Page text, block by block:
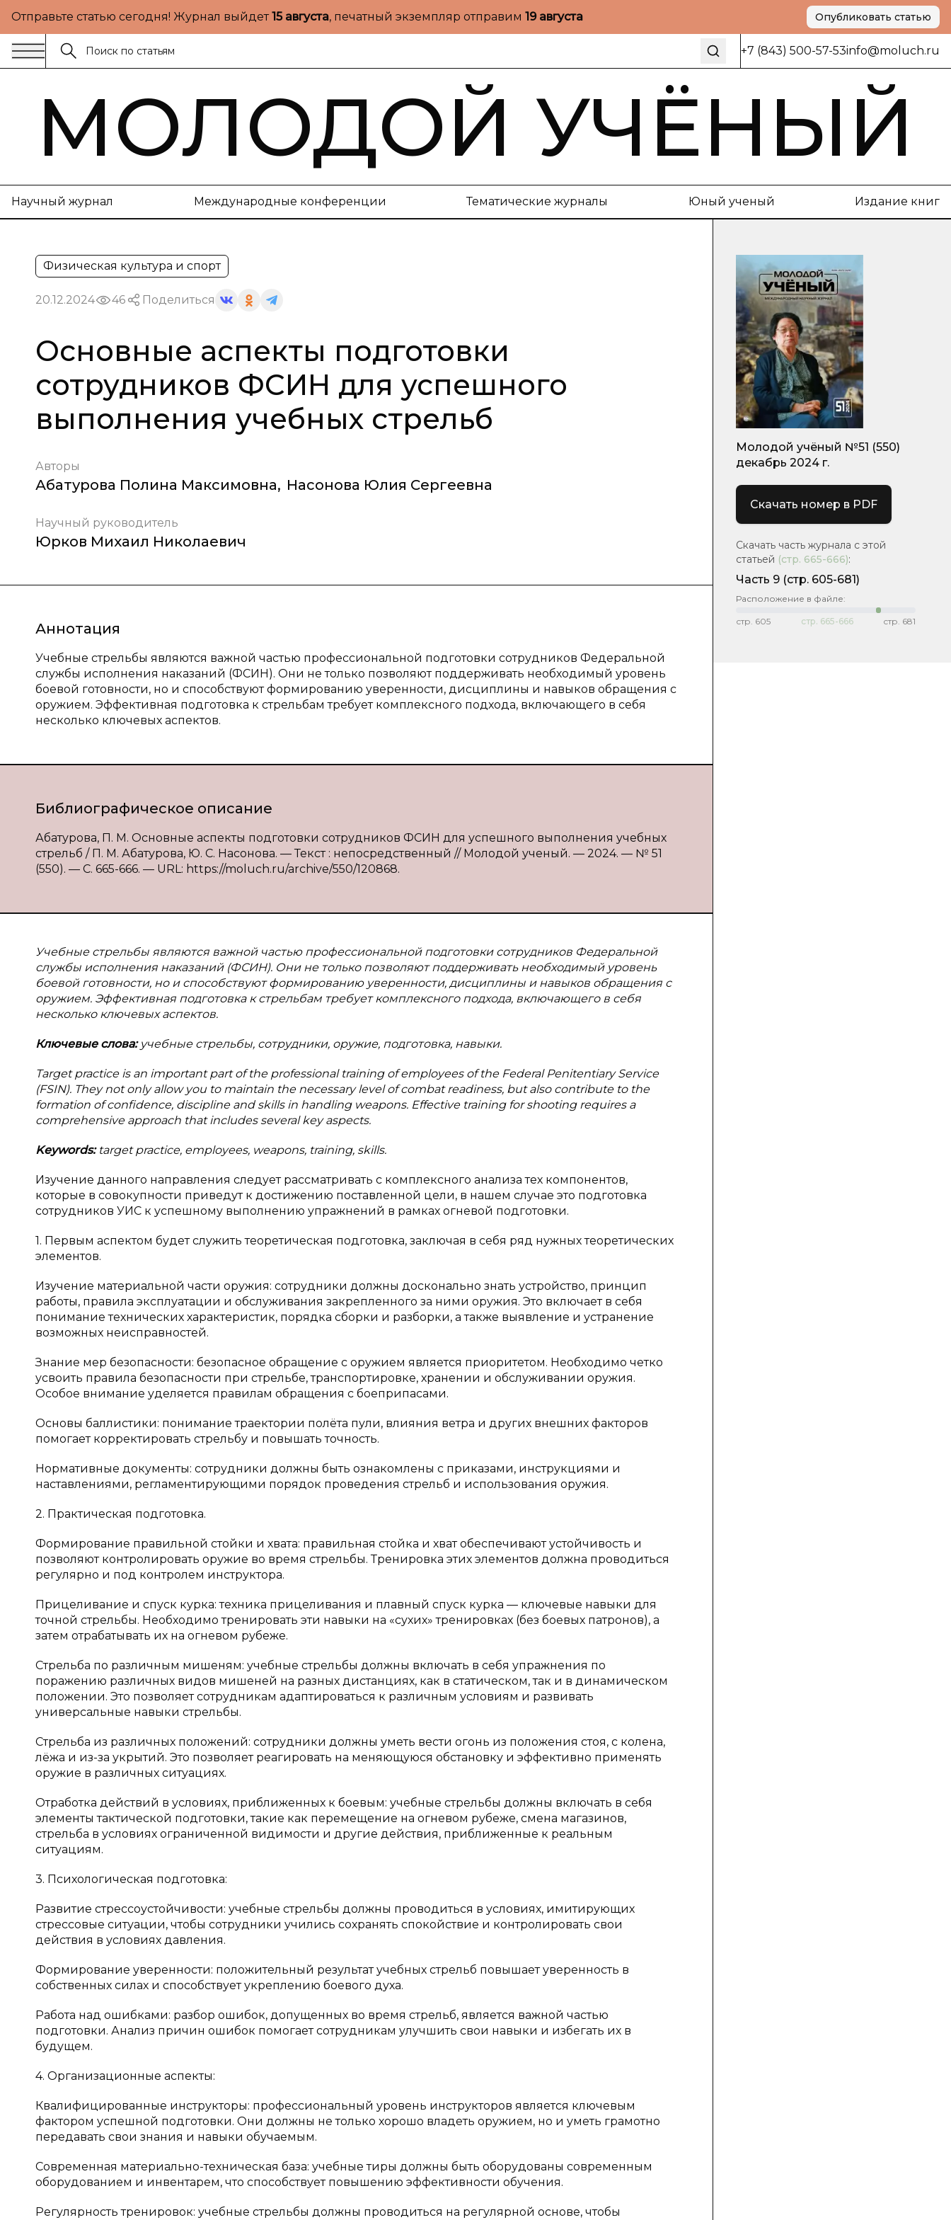
Отправьте статью сегодня! Журнал выйдет15 августа, печатный экземпляр отправим 19 августа Опубликовать статью
+7 (843) 500-57-53info@moluch.ru
МОЛОДОЙ УЧЁНЫЙ
Научный журнал Международные конференции Тематические журналы Юный ученый Издание книг
Физическая культура и спорт
20.12.2024 46 Поделиться
Основные аспекты подготовки
сотрудников ФСИН для успешного
выполнения учебных стрельб
Авторы
Абатурова Полина Максимовна, Насонова Юлия Сергеевна
Научный руководитель
Юрков Михаил Николаевич
Аннотация
Учебные стрельбы являются важной частью профессиональной подготовки сотрудников Федеральной
службы исполнения наказаний (ФСИН). Они не только позволяют поддерживать необходимый уровень
боевой готовности, но и способствуют формированию уверенности, дисциплины и навыков обращения с
оружием. Эффективная подготовка к стрельбам требует комплексного подхода, включающего в себя
несколько ключевых аспектов.
Библиографическое описание
Абатурова, П. М. Основные аспекты подготовки сотрудников ФСИН для успешного выполнения учебных
стрельб / П. М. Абатурова, Ю. С. Насонова. — Текст : непосредственный // Молодой ученый. — 2024. — № 51
(550). — С. 665-666. — URL: https://moluch.ru/archive/550/120868.
Учебные стрельбы являются важной частью профессиональной подготовки сотрудников Федеральной
службы исполнения наказаний (ФСИН). Они не только позволяют поддерживать необходимый уровень
боевой готовности, но и способствуют формированию уверенности, дисциплины и навыков обращения с
оружием. Эффективная подготовка к стрельбам требует комплексного подхода, включающего в себя
несколько ключевых аспектов.
Ключевые слова: учебные стрельбы, сотрудники, оружие, подготовка, навыки.
Target practice is an important part of the professional training of employees of the Federal Penitentiary Service
(FSIN). They not only allow you to maintain the necessary level of combat readiness, but also contribute to the
formation of confidence, discipline and skills in handling weapons. Effective training for shooting requires a
comprehensive approach that includes several key aspects.
Keywords: target practice, employees, weapons, training, skills.
Изучение данного направления следует рассматривать с комплексного анализа тех компонентов,
которые в совокупности приведут к достижению поставленной цели, в нашем случае это подготовка
сотрудников УИС к успешному выполнению упражнений в рамках огневой подготовки.
1. Первым аспектом будет служить теоретическая подготовка, заключая в себя ряд нужных теоретических
элементов.
Изучение материальной части оружия: сотрудники должны досконально знать устройство, принцип
работы, правила эксплуатации и обслуживания закрепленного за ними оружия. Это включает в себя
понимание технических характеристик, порядка сборки и разборки, а также выявление и устранение
возможных неисправностей.
Знание мер безопасности: безопасное обращение с оружием является приоритетом. Необходимо четко
усвоить правила безопасности при стрельбе, транспортировке, хранении и обслуживании оружия.
Особое внимание уделяется правилам обращения с боеприпасами.
Основы баллистики: понимание траектории полёта пули, влияния ветра и других внешних факторов
помогает корректировать стрельбу и повышать точность.
Нормативные документы: сотрудники должны быть ознакомлены с приказами, инструкциями и
наставлениями, регламентирующими порядок проведения стрельб и использования оружия.
2. Практическая подготовка.
Формирование правильной стойки и хвата: правильная стойка и хват обеспечивают устойчивость и
позволяют контролировать оружие во время стрельбы. Тренировка этих элементов должна проводиться
регулярно и под контролем инструктора.
Прицеливание и спуск курка: техника прицеливания и плавный спуск курка — ключевые навыки для
точной стрельбы. Необходимо тренировать эти навыки на «сухих» тренировках (без боевых патронов), а
затем отрабатывать их на огневом рубеже.
Стрельба по различным мишеням: учебные стрельбы должны включать в себя упражнения по
поражению различных видов мишеней на разных дистанциях, как в статическом, так и в динамическом
положении. Это позволяет сотрудникам адаптироваться к различным условиям и развивать
универсальные навыки стрельбы.
Стрельба из различных положений: сотрудники должны уметь вести огонь из положения стоя, с колена,
лёжа и из-за укрытий. Это позволяет реагировать на меняющуюся обстановку и эффективно применять
оружие в различных ситуациях.
Отработка действий в условиях, приближенных к боевым: учебные стрельбы должны включать в себя
элементы тактической подготовки, такие как перемещение на огневом рубеже, смена магазинов,
стрельба в условиях ограниченной видимости и другие действия, приближенные к реальным
ситуациям.
3. Психологическая подготовка:
Развитие стрессоустойчивости: учебные стрельбы должны проводиться в условиях, имитирующих
стрессовые ситуации, чтобы сотрудники учились сохранять спокойствие и контролировать свои
действия в условиях давления.
Формирование уверенности: положительный результат учебных стрельб повышает уверенность в
собственных силах и способствует укреплению боевого духа.
Работа над ошибками: разбор ошибок, допущенных во время стрельб, является важной частью
подготовки. Анализ причин ошибок помогает сотрудникам улучшить свои навыки и избегать их в
будущем.
4. Организационные аспекты:
Квалифицированные инструкторы: профессиональный уровень инструкторов является ключевым
фактором успешной подготовки. Они должны не только хорошо владеть оружием, но и уметь грамотно
передавать свои знания и навыки обучаемым.
Современная материально-техническая база: учебные тиры должны быть оборудованы современным
оборудованием и инвентарем, что способствует повышению эффективности обучения.
Регулярность тренировок: учебные стрельбы должны проводиться на регулярной основе, чтобы
Молодой учёный №51 (550)
декабрь 2024 г.
Скачать номер в PDF
Скачать часть журнала с этой
статьей (стр. 665-666):
Часть 9 (стр. 605-681)
Расположение в файле:
стр. 605 стр. 665-666 стр. 681